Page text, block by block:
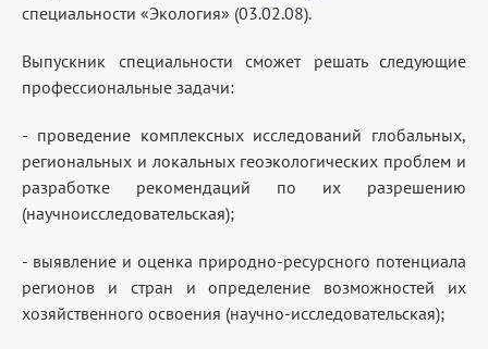
специальности «Экология» (03.02.08).
Выпускник специальности сможет решать следующие
профессиональные задачи:
- проведение комплексных исследований глобальных,
региональных и локальных геоэкологических проблем и
разработке рекомендаций по их разрешению
(научноисследовательская);
- выявление и оценка природно-ресурсного потенциала
регионов и стран и определение возможностей их
хозяйственного освоения (научно-исследовательская);